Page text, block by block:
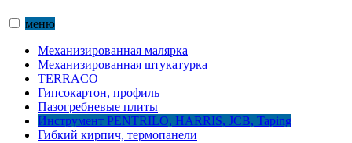
меню
Механизированная малярка
Механизированная штукатурка
TERRACO
Гипсокартон, профиль
Пазогребневые плиты
Инструмент PENTRILO, HARRIS, JCB, Taping
Гибкий кирпич, термопанели